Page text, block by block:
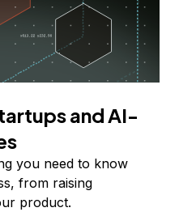
and AI-
you need to know
from raising
product.